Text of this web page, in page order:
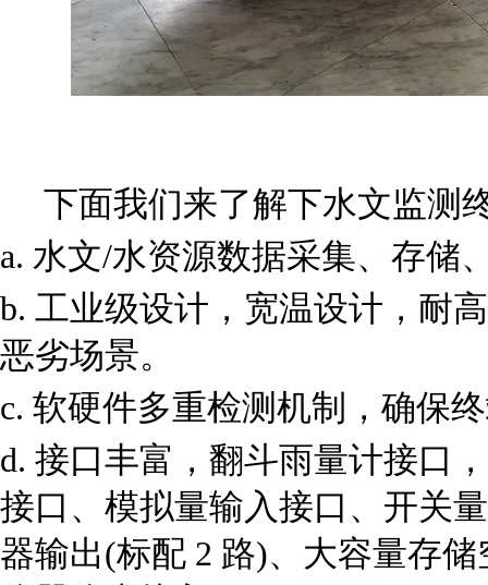
下面我们来了解下水文监测
a. 水文/水资源数据采集、存储
b. 工业级设计，宽温设计，耐
恶劣场景。
c. 软硬件多重检测机制，确保
d. 接口丰富，翻斗雨量计接口
接口、模拟量输入接口、开关
器输出(标配 2 路)、大容量存